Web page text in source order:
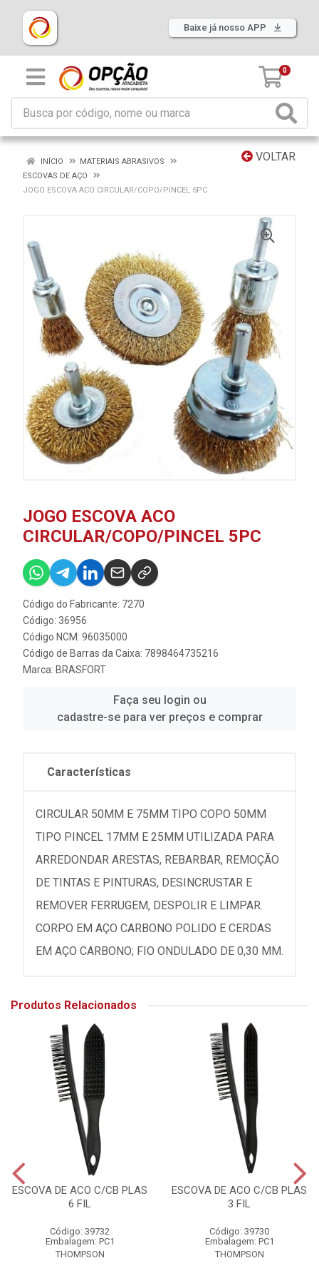
Baixe já nosso APP
0
VOLTAR
INÍCIO
MATERIAIS ABRASIVOS
ESCOVAS DE AÇO
JOGO ESCOVA ACO CIRCULAR/COPO/PINCEL 5PC
JOGO ESCOVA ACO
CIRCULAR/COPO/PINCEL 5PC
Código do Fabricante: 7270
Código: 36956
Código NCM: 96035000
Código de Barras da Caixa: 7898464735216
Marca: BRASFORT
Faça seu login ou
cadastre-se para ver preços e comprar
Características
CIRCULAR 50MM E 75MM TIPO COPO 50MM
TIPO PINCEL 17MM E 25MM UTILIZADA PARA
ARREDONDAR ARESTAS, REBARBAR, REMOÇÃO
DE TINTAS E PINTURAS, DESINCRUSTAR E
REMOVER FERRUGEM, DESPOLIR E LIMPAR.
CORPO EM AÇO CARBONO POLIDO E CERDAS
EM AÇO CARBONO; FIO ONDULADO DE 0,30 MM.
Produtos Relacionados
ESCOVA DE ACO C/CB PLAS
6 FIL
Código: 39732
Embalagem: PC1
THOMPSON
ESCOVA DE ACO C/CB PLAS
3 FIL
Código: 39730
Embalagem: PC1
THOMPSON